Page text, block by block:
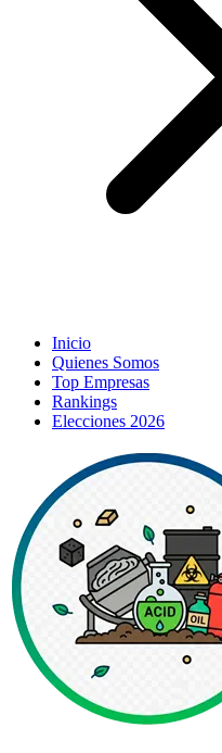
Inicio
Quienes Somos
Top Empresas
Rankings
Elecciones 2026